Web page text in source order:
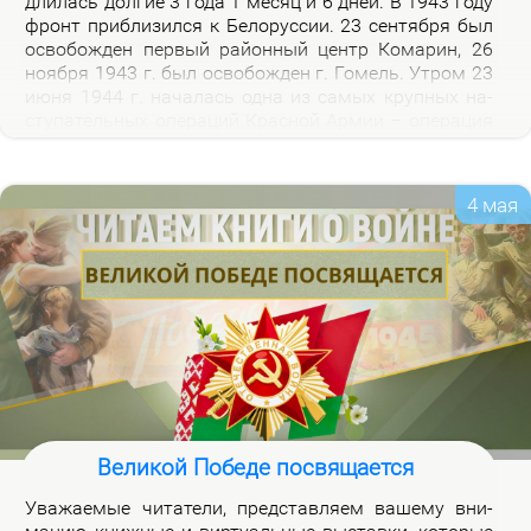
фронт при­бли­зил­ся к Бе­ло­рус­сии. 23 сен­тяб­ря был
осво­бож­ден пер­вый рай­он­ный центр Ко­ма­рин, 26
но­яб­ря 1943 г. был осво­бож­ден г. Го­мель. Утром 23
за­хват­чи­ков с тер­ри­то­рии Бе­ло­рус­сии.
4 мая
Великой Победе посвящается
Ува­жа­е­мые чи­та­те­ли, пред­став­ля­ем ва­ше­му вни­